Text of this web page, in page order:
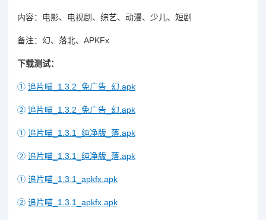
内容：电影、电视剧、综艺、动漫、少儿、短剧
备注：幻、落北、APKFx
下载测试：
① 追片喵_1.3.2_免广告_幻.apk
② 追片喵_1.3.2_免广告_幻.apk
① 追片喵_1.3.1_纯净版_落.apk
② 追片喵_1.3.1_纯净版_落.apk
① 追片喵_1.3.1_apkfx.apk
② 追片喵_1.3.1_apkfx.apk